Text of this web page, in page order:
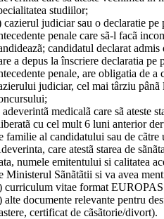
studiilor;
cazierul judiciar sau o declaratie pe
penale care sã-l facã
candidatul declarat admis
a depus la înscriere declaratia pe
penale, are obligatia de
judiciar, cel mai târziu pânã
medicalã care sã ateste
cu cel mult 6 luni anterior
familie al candidatului sau de cãtre
care atestã starea de
numele emitentului si calitatea
Ministerul Sãnãtãtii si va avea
curriculum vitae format
alte documente relevante pentru
certificat de cãsãtorie/divort).